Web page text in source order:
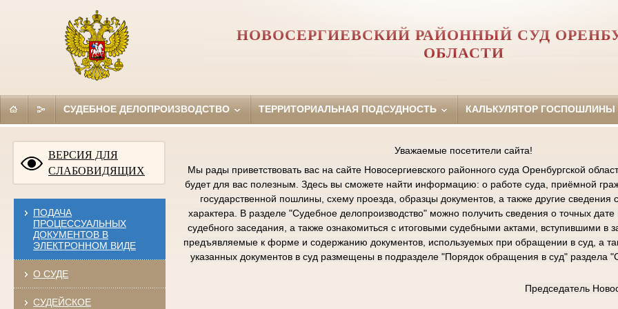
НОВОСЕРГИЕВСКИЙ РАЙОННЫЙ СУД
ОБЛАСТИ
СУДЕБНОЕ ДЕЛОПРОИЗВОДСТВО ТЕРРИТОРИАЛЬНАЯ ПОДСУДНОСТЬ КАЛЬКУЛЯТОР ГОСПОШЛИНЫ
ВЕРСИЯ ДЛЯ
СЛАБОВИДЯЩИХ
ПОДАЧА
ПРОЦЕССУАЛЬНЫХ
ДОКУМЕНТОВ В
ЭЛЕКТРОННОМ ВИДЕ
О СУДЕ
СУДЕЙСКОЕ
Уважаемые посетители сайта!
Мы рады приветствовать вас на сайте Новосергиевского районного суда Оренбургской
будет для вас полезным. Здесь вы сможете найти информацию: о работе суда, приёмной
государственной пошлины, схему проезда, образцы документов, а также другие сведения
характера. В разделе "Судебное делопроизводство" можно получить сведения о точных
судебного заседания, а также ознакомиться с итоговыми судебными актами, вступившими в
предъявляемые к форме и содержанию документов, используемых при обращении в суд, а
указанных документов в суд размещены в подразделе "Порядок обращения в суд" раздела
Председатель